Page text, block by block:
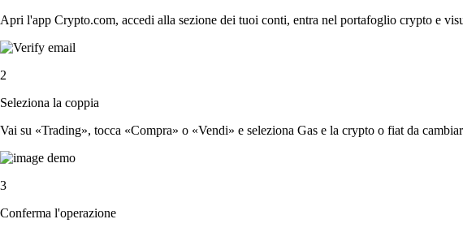
Apri l'app Crypto.com, accedi alla sezione dei tuoi conti, entra nel portafoglio crypto e
2
Seleziona la coppia
Vai su «Trading», tocca «Compra» o «Vendi» e seleziona Gas e la crypto o fiat da
3
Conferma l'operazione